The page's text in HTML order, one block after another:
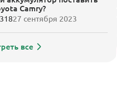
Camry?
27 сентября 2023
все